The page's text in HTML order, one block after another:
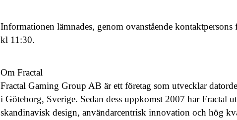
Informationen lämnades, genom ovanstående
kl 11:30.
Om Fractal
Fractal Gaming Group AB är ett företag som utvecklar
i Göteborg, Sverige. Sedan dess uppkomst 2007 har Fractal
skandinavisk design, användarcentrisk innovation och hög